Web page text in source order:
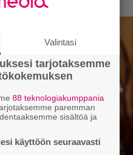
Valintasi
tarjotaksemme
88 teknologiakumppania
paremman
sisältöä ja
käyttöön seuraavasti